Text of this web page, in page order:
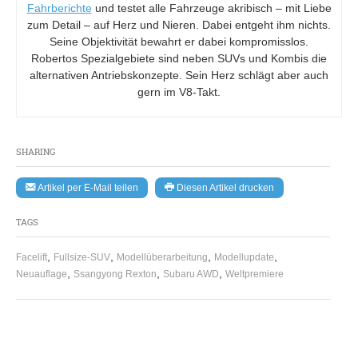
SHARING
Artikel per E-Mail teilen Diesen Artikel drucken
TAGS
Facelift, Fullsize-SUV, Modellüberarbeitung, Modellupdate,
Neuauflage, Ssangyong Rexton, Subaru AWD, Weltpremiere
Fahrberichte und testet alle Fahrzeuge akribisch – mit Liebe
zum Detail – auf Herz und Nieren. Dabei entgeht ihm nichts.
Seine Objektivität bewahrt er dabei kompromisslos.
Robertos Spezialgebiete sind neben SUVs und Kombis die
alternativen Antriebskonzepte. Sein Herz schlägt aber auch
gern im V8-Takt.